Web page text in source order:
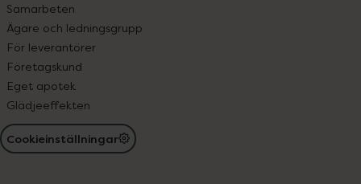
Samarbeten
Ägare och ledningsgrupp
För leverantörer
Företagskund
Eget apotek
Glädjeeffekten
Cookieinställningar